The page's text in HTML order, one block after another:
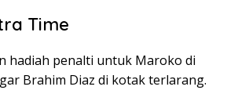
Time
hadiah penalti untuk Maroko di
Brahim Diaz di kotak terlarang.